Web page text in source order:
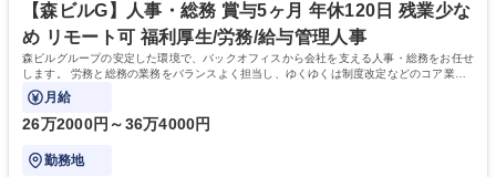
ール管理が出来る方。※将来的に他部署（営業部門、コーポレート部門）
へのジョブローテーションの可能性があります。 学歴・資格 学歴：大学
院 大学 語学力： 資格：宅地建物取引士
【森ビルG】人事・総務 賞与5ヶ月 年休120日 残業少な
め リモート可 福利厚生/労務/給与管理人事
森ビルグループの安定した環境で、バックオフィスから会社を支える人事・総務をお任せ
します。 労務と総務の業務をバランスよく担当し、ゆくゆくは制度改定などのコア業務
にも挑戦できる、やりがいある環境です。
月給
26万2000円～36万4000円
勤務地